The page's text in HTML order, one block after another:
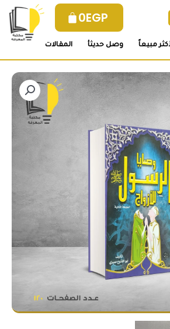
0EGP
مبيعاً وصل حديثأ المقالات